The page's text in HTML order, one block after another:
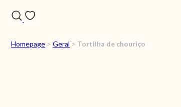
Homepage > Geral > Tortilha de chouriço